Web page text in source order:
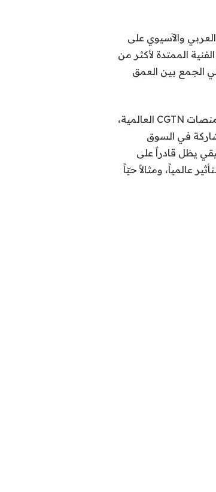
والآسيوي على
الممتدة لأكثر من
الجمع بين العمق
الفيلم من إخراج شيو وي وإنتاج ليو جانجيون، ويشارك فيه نخبة من الممثلين الصينيين، على أن يُعرض قريباً عبر منصات CGTN العالمية،
في السوق
يظل قادراً على
عالمياً، ومثالاً حيّاً